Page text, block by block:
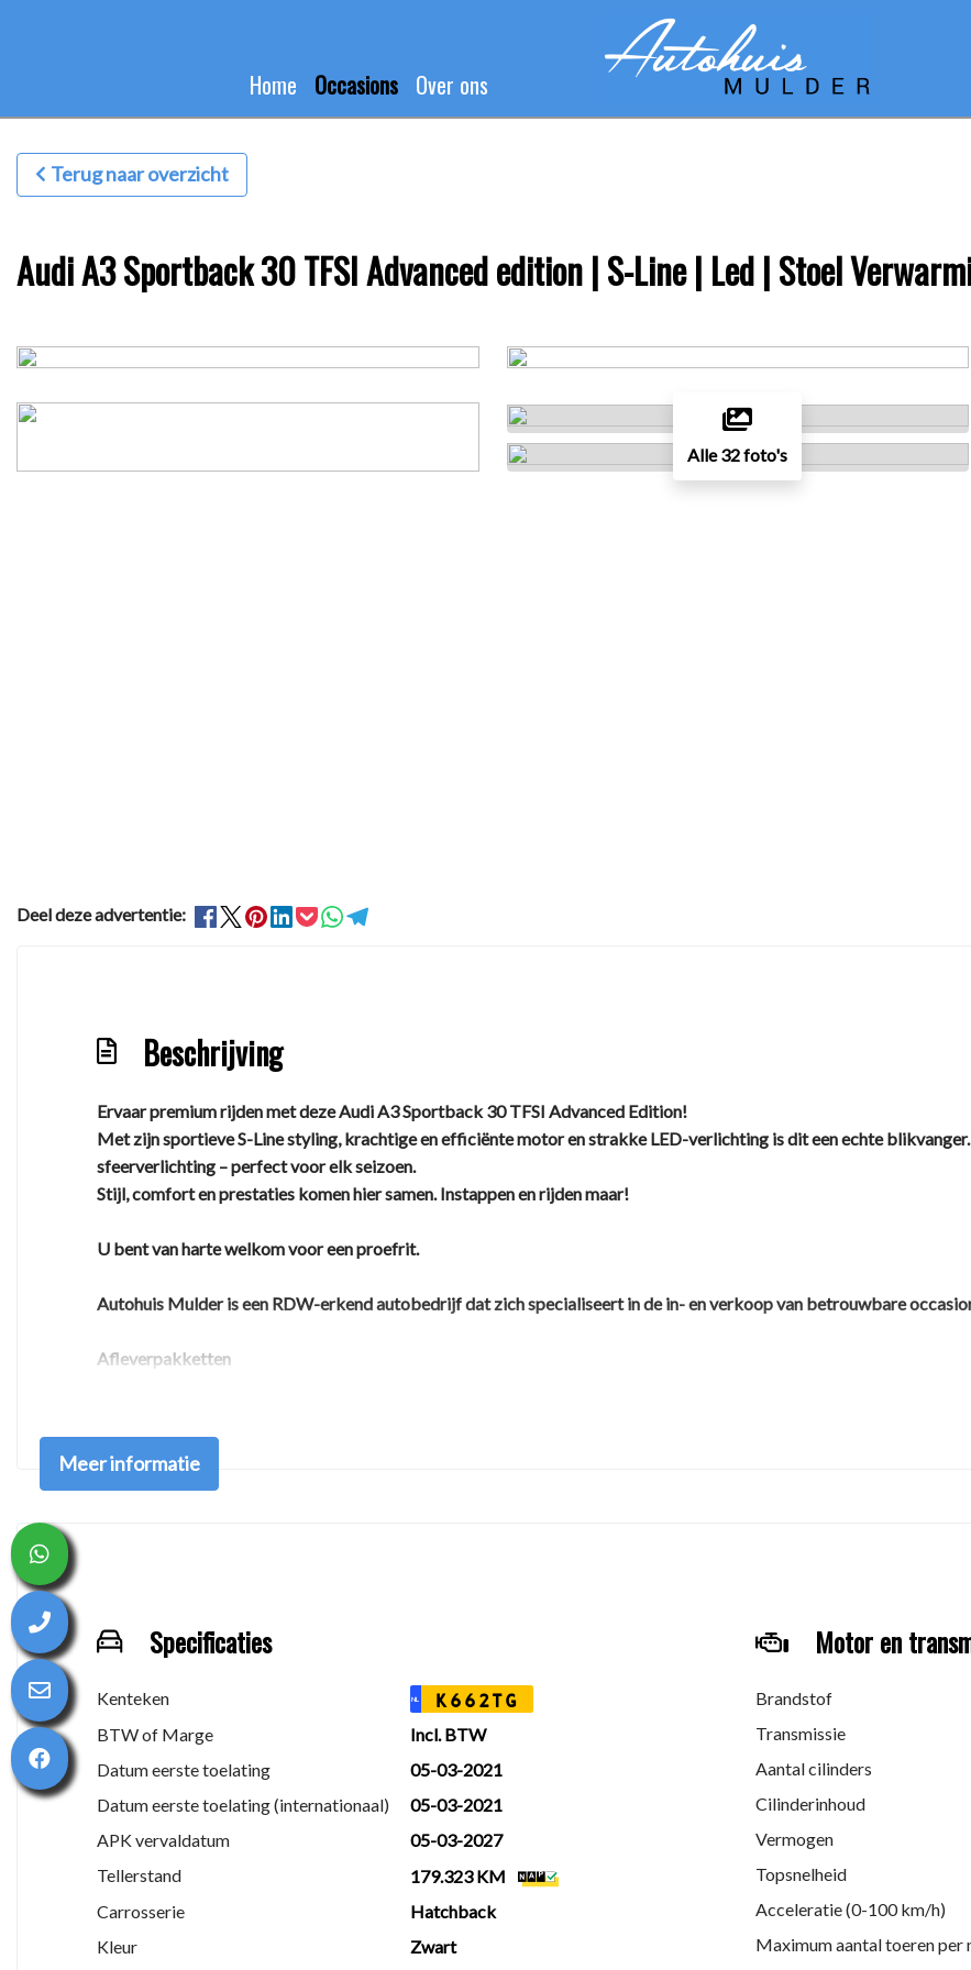
Home Occasions Over ons
Terug naar overzicht
Audi A3 Sportback 30 TFSI Advanced edition | S-Line | Led | Stoel
Alle 32 foto's
Deel deze advertentie:
Beschrijving
Ervaar premium rijden met deze Audi A3 Sportback 30 TFSI Advanced Edition!
Met zijn sportieve S-Line styling, krachtige en efficiënte motor en strakke LED-verlichting is dit een echte
sfeerverlichting – perfect voor elk seizoen.
Stijl, comfort en prestaties komen hier samen. Instappen en rijden maar!
U bent van harte welkom voor een proefrit.
Autohuis Mulder is een RDW-erkend autobedrijf dat zich specialiseert in de in- en verkoop van betrouwbare
Afleverpakketten
Minimaal 6 maanden geldige APK
Aflevercontrolebeurt
Premium afleverpakket – €995
Nieuwe APK
Onderhoudsbeurt volgens fabrieksvoorschriften
6 maanden garantie tot 15.000 km
½ tank brandstof inbegrepen
Gratis tenaamstelling
Autohuis Mulder
Turfsteker 2
Meer informatie
Specificaties
Kenteken NL K662TG
BTW of Marge
Incl. BTW
Datum eerste toelating
05-03-2021
Datum eerste toelating (internationaal)
05-03-2021
APK vervaldatum
05-03-2027
Tellerstand
179.323 KM
Carrosserie
Hatchback
Kleur
Zwart
Motor en
Brandstof
Transmissie
Aantal cilinders
Cilinderinhoud
Vermogen
Topsnelheid
Acceleratie (0-100 km/h)
Maximum aantal toeren per